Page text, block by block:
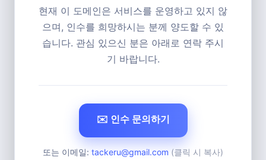
현재 이 도메인은 서비스를 운영하고 있지 않
으며, 인수를 희망하시는 분께 양도할 수 있
습니다. 관심 있으신 분은 아래로 연락 주시
기 바랍니다.
✉️ 인수 문의하기
또는 이메일: tackeru@gmail.com (클릭 시 복사)